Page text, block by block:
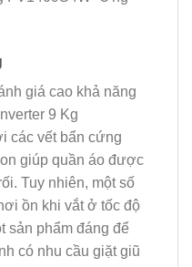
giá cao khả năng
9 Kg
các vết bẩn cứng
giúp quần áo được
Tuy nhiên, một số
ồn khi vắt ở tốc độ
sản phẩm đáng để
có nhu cầu giặt giũ